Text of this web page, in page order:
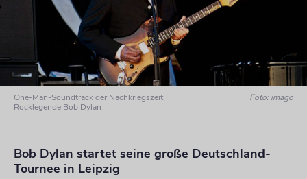
One-Man-Soundtrack der Nachkriegszeit:
Rocklegende Bob Dylan
Foto: imago
Bob Dylan startet seine große Deutschland-
Tournee in Leipzig